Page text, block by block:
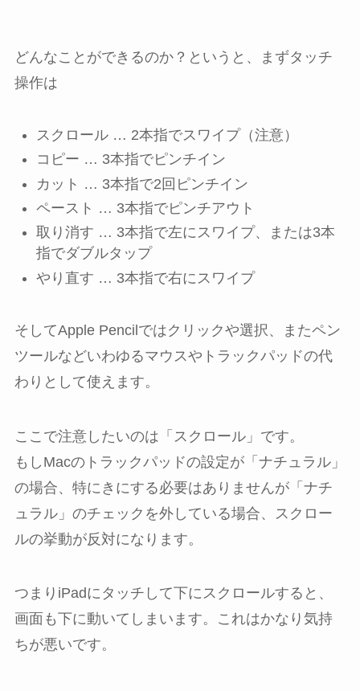
どんなことができるのか？というと、まずタッチ
操作は
スクロール … 2本指でスワイプ（注意）
コピー … 3本指でピンチイン
カット … 3本指で2回ピンチイン
ペースト … 3本指でピンチアウト
取り消す … 3本指で左にスワイプ、または3本
指でダブルタップ
やり直す … 3本指で右にスワイプ
そしてApple Pencilではクリックや選択、またペン
ツールなどいわゆるマウスやトラックパッドの代
わりとして使えます。
ここで注意したいのは「スクロール」です。
もしMacのトラックパッドの設定が「ナチュラル」
の場合、特にきにする必要はありませんが「ナチ
ュラル」のチェックを外している場合、スクロー
ルの挙動が反対になります。
つまりiPadにタッチして下にスクロールすると、
画面も下に動いてしまいます。これはかなり気持
ちが悪いです。